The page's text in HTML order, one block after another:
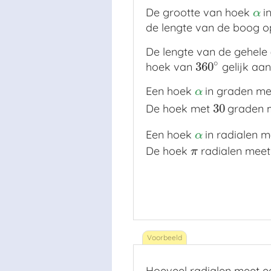
De grootte van hoek α
α
de lengte van de boog
De lengte van de
hoek van 360∘
360∘ gelijk aan
Een hoek α
αin graden
De hoek met 30
30graden
Een hoek α
αin radialen
De hoek π
πradialen meet